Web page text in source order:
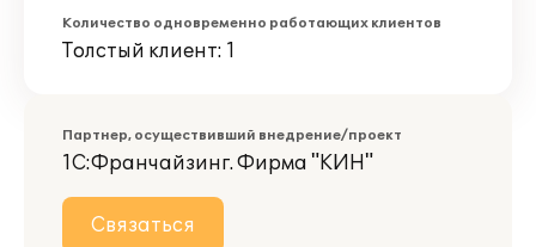
Количество одновременно работающих клиентов
Толстый клиент: 1
Партнер, осуществивший внедрение/проект
1С:Франчайзинг. Фирма "КИН"
Связаться